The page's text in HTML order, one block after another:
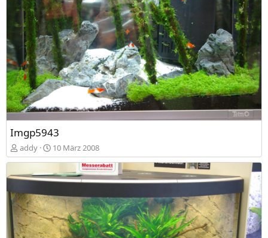
Imgp5943
addy 10 März 2008